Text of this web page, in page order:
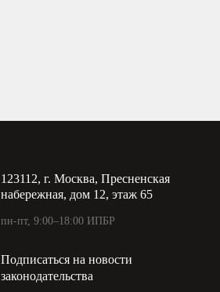
123112, г. Москва, Пресненская
набережная, дом 12, этаж 65
пн-пт, 9:00–18:00 ИПБР
Подписаться на новости
законодательства